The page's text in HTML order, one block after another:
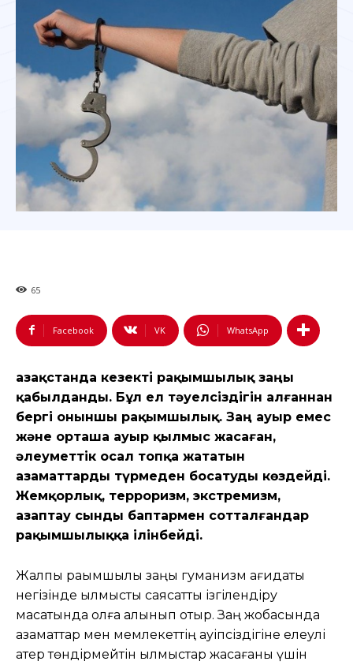
65
Facebook VK WhatsApp
Қазақстанда кезекті рақымшылық заңы
қабылданды. Бұл ел тәуелсіздігін алғаннан
бергі оныншы рақымшылық. Заң ауыр емес
және орташа ауыр қылмыс жасаған,
әлеуметтік осал топқа жататын
азаматтарды түрмеден босатуды көздейді.
Жемқорлық, терроризм, экстремизм,
азаптау сынды баптармен сотталғандар
рақымшылыққа ілінбейді.
Жалпы рақымшылық заңы гуманизм қағидаты
негізінде қылмыстық саясатты ізгілендіру
мақсатында қолға алынып отыр. Заң жобасында
азаматтар мен мемлекеттің қауіпсіздігіне елеулі
қатер төндірмейтін қылмыстар жасағаны үшін